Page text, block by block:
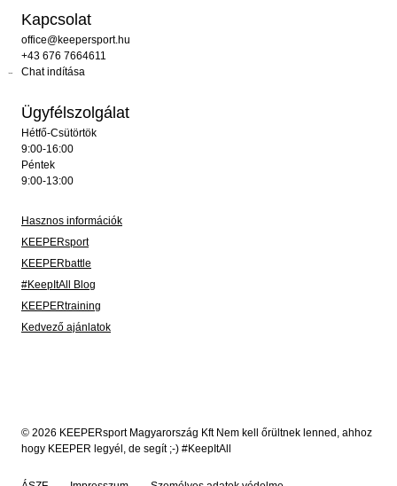
Kapcsolat
office@keepersport.hu
+43 676 7664611
Chat indítása
Ügyfélszolgálat
Hétfő-Csütörtök
9:00-16:00
Péntek
9:00-13:00
Hasznos információk
KEEPERsport
KEEPERbattle
#KeepItAll Blog
KEEPERtraining
Kedvező ajánlatok
© 2026 KEEPERsport Magyarország Kft Nem kell őrültnek lenned, ahhoz
hogy KEEPER legyél, de segít ;-) #KeepItAll